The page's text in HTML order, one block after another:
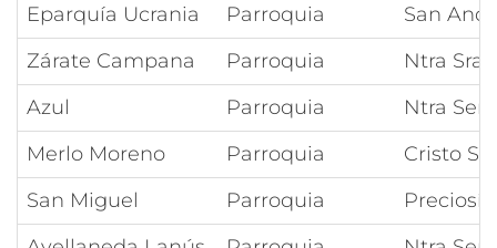
Eparquía Ucrania
Parroquia
San
Zárate Campana
Parroquia
Ntra Sra
Azul
Parroquia
Ntra
Merlo Moreno
Parroquia
Cristo
San Miguel
Parroquia